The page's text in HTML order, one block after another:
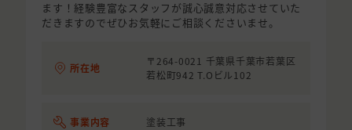
ます！経験豊富なスタッフが誠心誠意対応させていた
だきますのでぜひお気軽にご相談くださいませ。
所在地
〒264-0021 千葉県千葉市若葉区
若松町942 T.Oビル102
事業内容 塗装工事